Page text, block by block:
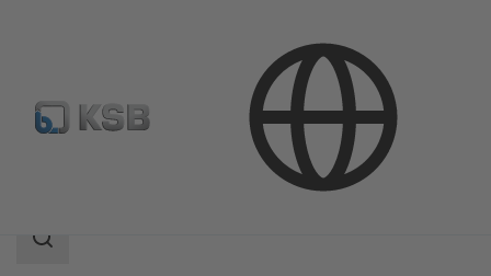
Analiz Araçları Sonolyzer
Search